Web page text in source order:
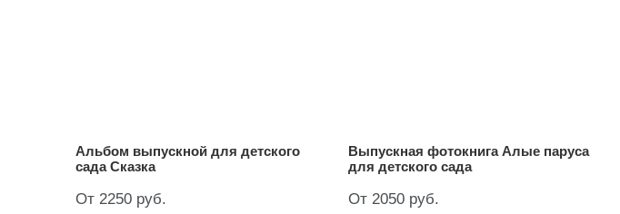
Альбом выпускной для детского
сада Сказка
От 2250 руб.
Выпускная фотокнига Алые паруса
для детского сада
От 2050 руб.